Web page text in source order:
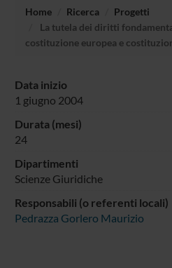
Home Ricerca
Progetti
La tutela dei diritti
costituzione europea e
Data inizio
1 giugno 2004
Durata (mesi)
24
Dipartimenti
Scienze Giuridiche
Responsabili (o referenti locali)
Pedrazza Gorlero Maurizio